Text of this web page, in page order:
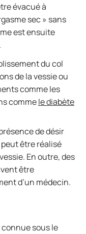
évacué à
sec » sans
est ensuite
du col
de la vessie ou
comme les
commele diabète
de désir
être réalisé
En outre, des
être
d’un médecin.
sous le